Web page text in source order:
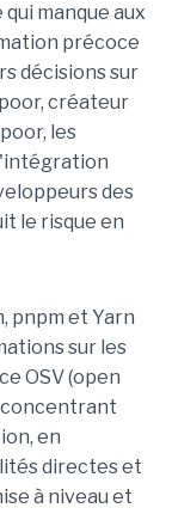
manque aux
précoce
décisions sur
créateur
les
des
le risque en
pnpm et Yarn
sur les
OSV (open
concentrant
en
directes et
à niveau et